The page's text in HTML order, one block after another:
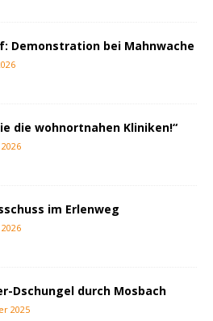
Demonstration bei Mahnwache
die wohnortnahen Kliniken!“
im Erlenweg
Dschungel durch Mosbach
2025